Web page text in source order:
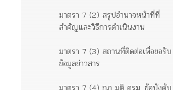
มาตรา 7 (2) สรุปอำนาจหน้าที่ที่
สำคัญและวิธีการดำเนินงาน
มาตรา 7 (3) สถานที่ติดต่อเพื่อขอรับ
ข้อมูลข่าวสาร